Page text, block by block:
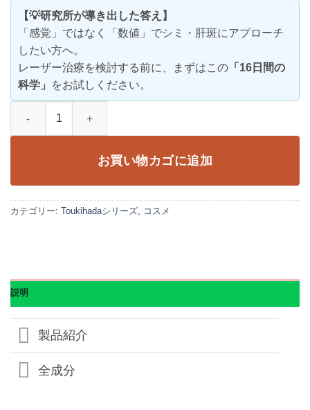
【💡研究所が導き出した答え】
「感覚」ではなく「数値」でシミ・肝斑にアプローチ
したい方へ。
レーザー治療を検討する前に、まずはこの 「16日間の
科学」
をお試しください。
お買い物カゴに追加
カテゴリー: Toukihadaシリーズ, コスメ
説明
製品紹介
全成分